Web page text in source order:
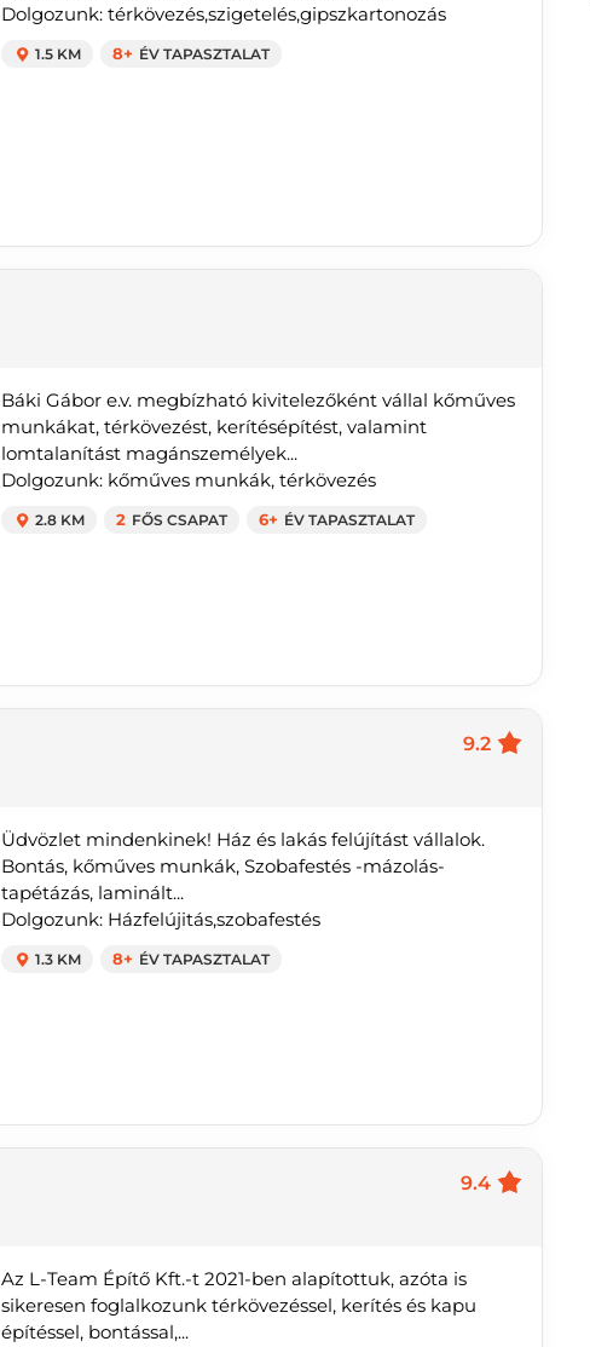
Dolgozunk: térkövezés,szigetelés,gipszkartonozás
1.5 KM 8+ ÉV TAPASZTALAT
Báki Gábor e.v. megbízható kivitelezőként vállal kőműves
munkákat, térkövezést, kerítésépítést, valamint
lomtalanítást magánszemélyek...
Dolgozunk: kőműves munkák, térkövezés
2.8 KM 2 FŐS CSAPAT 6+ ÉV TAPASZTALAT
9.2
Üdvözlet mindenkinek! Ház és lakás felújítást vállalok.
Bontás, kőműves munkák, Szobafestés -mázolás-
tapétázás, laminált...
Dolgozunk: Házfelújitás,szobafestés
1.3 KM 8+ ÉV TAPASZTALAT
9.4
Az L-Team Építő Kft.-t 2021-ben alapítottuk, azóta is
sikeresen foglalkozunk térkövezéssel, kerítés és kapu
építéssel, bontással,...